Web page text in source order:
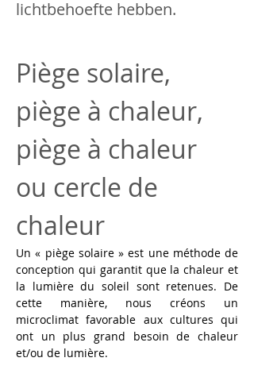
lichtbehoefte hebben.
Piège solaire,
piège à chaleur,
piège à chaleur
ou cercle de
chaleur
Un « piège solaire » est une méthode de
conception qui garantit que la chaleur et
la lumière du soleil sont retenues. De
cette manière, nous créons un
microclimat favorable aux cultures qui
ont un plus grand besoin de chaleur
et/ou de lumière.